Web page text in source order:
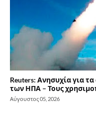
Reuters: Ανησυχία για
των ΗΠΑ – Τους
Αύγουστος 05, 2026